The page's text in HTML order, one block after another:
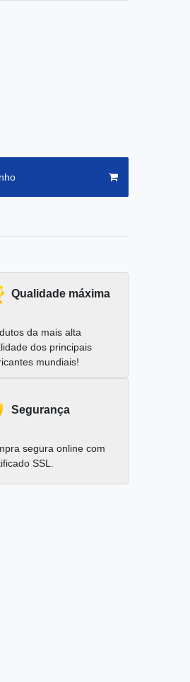
Qualidade máxima
da mais alta
dos principais
mundiais!
Segurança
segura online com
SSL.